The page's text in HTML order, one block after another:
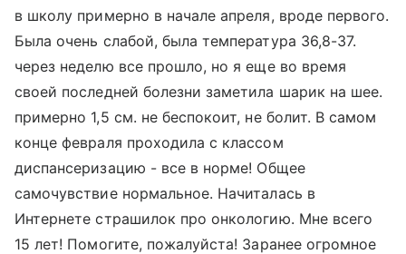
в школу примерно в начале апреля, вроде первого.
Была очень слабой, была температура 36,8-37.
через неделю все прошло, но я еще во время
своей последней болезни заметила шарик на шее.
примерно 1,5 см. не беспокоит, не болит. В самом
конце февраля проходила с классом
диспансеризацию - все в норме! Общее
самочувствие нормальное. Начиталась в
Интернете страшилок про онкологию. Мне всего
15 лет! Помогите, пожалуйста! Заранее огромное